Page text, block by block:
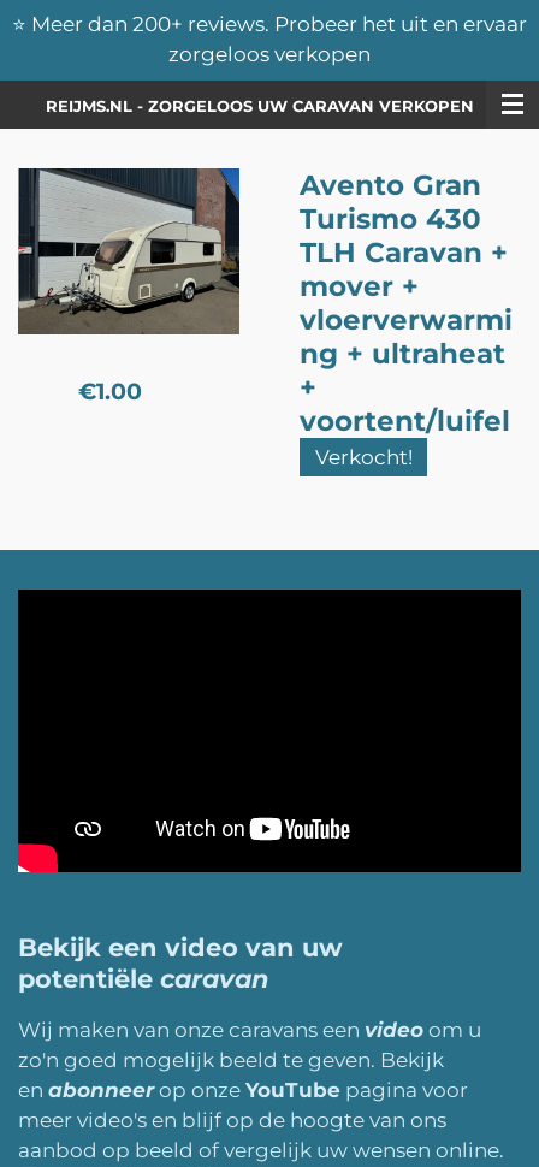
Skip
main
content
REIJMS.NL - ZORGELOOS UW CARAVAN VERKOPEN
⭐️ Meer dan 200+ reviews. Probeer het uit en ervaar
zorgeloos verkopen
Avento Gran
Turismo 430
TLH Caravan +
mover +
vloerverwarmi
ng + ultraheat
+
voortent/luifel
Verkocht!
€1.00
Bekijk een video van uw
potentiële caravan
Wij maken van onze caravans een video om u
zo'n goed mogelijk beeld te geven. Bekijk
en abonneer op onze YouTube pagina voor
meer video's en blijf op de hoogte van ons
aanbod op beeld of vergelijk uw wensen online.